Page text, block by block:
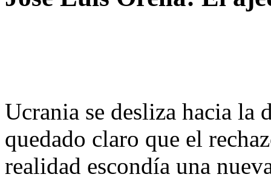
Ucrania se desliza hacia
quedado claro que el
realidad escondía una